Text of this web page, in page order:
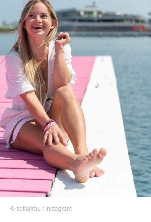
© sofiajirau / Instagram